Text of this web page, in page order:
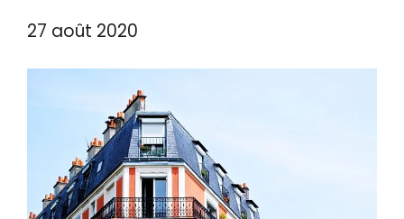
27 août 2020